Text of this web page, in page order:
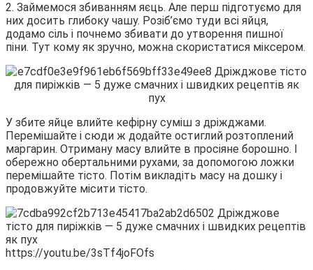
2. Займемося збиванням яєць. Але перш підготуємо для
них досить глибоку чашу. Розіб’ємо туди всі яйця,
додамо сіль і почнемо збивати до утворення пишної
піни. Тут кому як зручно, можна скористатися міксером.
У збите яйце влийте кефірну суміш з дріжджами.
Перемішайте і сюди ж додайте остиглий розтоплений
маргарин. Отриману масу влийте в просіяне борошно. І
обережно обертальними рухами, за допомогою ложки
перемішайте тісто. Потім викладіть масу на дошку і
продовжуйте місити тісто.
https://youtu.be/3sTf4joFOfs